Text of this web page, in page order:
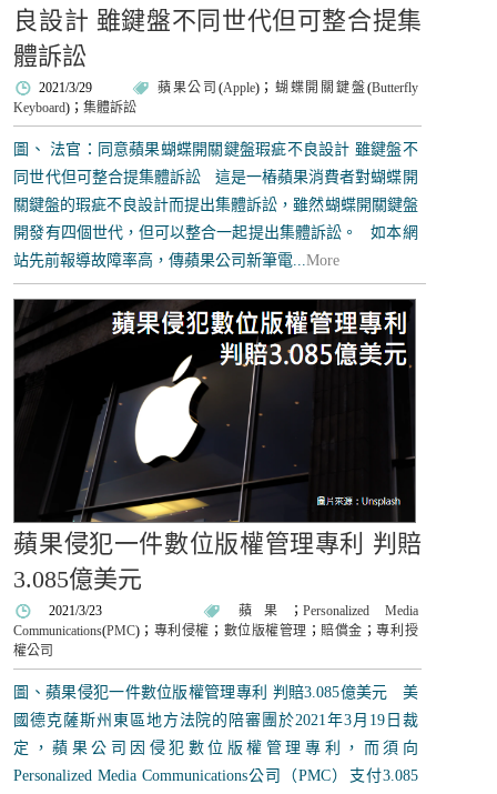
良設計 雖鍵盤不同世代但可整合提集
體訴訟
2021/3/29 蘋果公司 (Apple)； 蝴蝶開關鍵盤(Butterfly
Keyboard)；集體訴訟
圖、 法官：同意蘋果蝴蝶開關鍵盤瑕疵不良設計 雖鍵盤不
同世代但可整合提集體訴訟 這是一樁蘋果消費者對蝴蝶開
關鍵盤的瑕疵不良設計而提出集體訴訟，雖然蝴蝶開關鍵盤
開發有四個世代，但可以整合一起提出集體訴訟。 如本網
站先前報導故障率高，傳蘋果公司新筆電...More
蘋果侵犯一件數位版權管理專利 判賠
3.085億美元
2021/3/23 蘋果 ； Personalized Media
Communications(PMC)； 專利侵權 ； 數位版權管理 ； 賠償金 ； 專利授
權公司
圖、蘋果侵犯一件數位版權管理專利 判賠3.085億美元 美
國德克薩斯州東區地方法院的陪審團於2021年3月19日裁
定，蘋果公司因侵犯數位版權管理專利，而須向
Personalized Media Communications公司（PMC）支付3.085